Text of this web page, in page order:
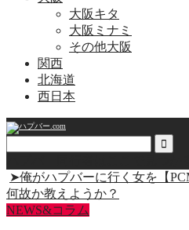
大阪キタ
大阪ミナミ
その他大阪
関西
北海道
西日本
➤俺がハプバーに行く女を【
何故か教えようか？
NEWS&コラム